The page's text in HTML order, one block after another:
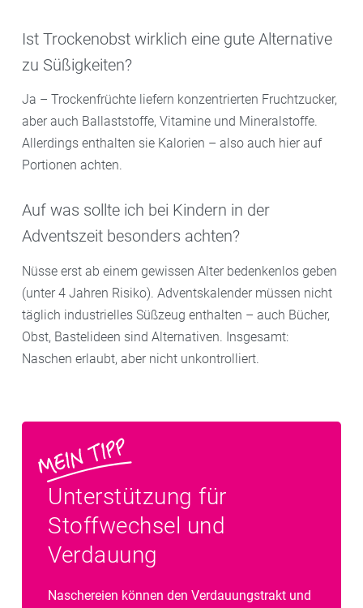
Ist Trockenobst wirklich eine gute Alternative
zu Süßigkeiten?
Ja – Trockenfrüchte liefern konzentrierten Fruchtzucker,
aber auch Ballaststoffe, Vitamine und Mineralstoffe.
Allerdings enthalten sie Kalorien – also auch hier auf
Portionen achten.
Auf was sollte ich bei Kindern in der
Adventszeit besonders achten?
Nüsse erst ab einem gewissen Alter bedenkenlos geben
(unter 4 Jahren Risiko). Adventskalender müssen nicht
täglich industrielles Süßzeug enthalten – auch Bücher,
Obst, Bastelideen sind Alternativen. Insgesamt:
Naschen erlaubt, aber nicht unkontrolliert.
Unterstützung für
Stoffwechsel und
Verdauung
Naschereien können den Verdauungstrakt und